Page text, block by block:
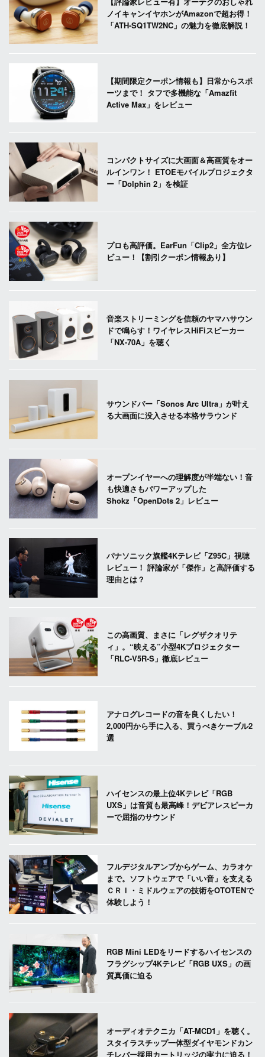
ノイキャンイヤホンがAmazonで超お得！
「ATH-SQ1TW2NC」の魅力を徹底解説！
【期間限定クーポン情報も】日常からスポ
ーツまで！ タフで多機能な「Amazfit
Active Max」をレビュー
コンパクトサイズに大画面＆高画質をオー
ルインワン！ ETOEモバイルプロジェクタ
ー「Dolphin 2」を検証
プロも高評価。EarFun「Clip2」全方位レ
ビュー！【割引クーポン情報あり】
音楽ストリーミングを信頼のヤマハサウン
ドで鳴らす！ワイヤレスHiFiスピーカー
「NX-70A」を聴く
サウンドバー「Sonos Arc Ultra」が叶え
る大画面に没入させる本格サラウンド
オープンイヤーへの理解度が半端ない！音
も快適さもパワーアップした
Shokz「OpenDots 2」レビュー
パナソニック旗艦4Kテレビ「Z95C」視聴
レビュー！ 評論家が「傑作」と高評価する
理由とは？
この高画質、まさに「レグザクオリテ
ィ」。“映える”小型4Kプロジェクター
「RLC-V5R-S」徹底レビュー
アナログレコードの音を良くしたい！
2,000円から手に入る、買うべきケーブル2
選
ハイセンスの最上位4Kテレビ「RGB
UXS」は音質も最高峰！デビアレスピーカ
ーで屈指のサウンド
フルデジタルアンプからゲーム、カラオケ
まで。ソフトウェアで「いい音」を支える
ＣＲＩ・ミドルウェアの技術をOTOTENで
体験しよう！
RGB Mini LEDをリードするハイセンスの
フラグシップ4Kテレビ「RGB UXS」の画
質真価に迫る
オーディオテクニカ「AT-MCD1」を聴く。
スタイラスチップ一体型ダイヤモンドカン
チレバー採用カートリッジの実力に迫る！